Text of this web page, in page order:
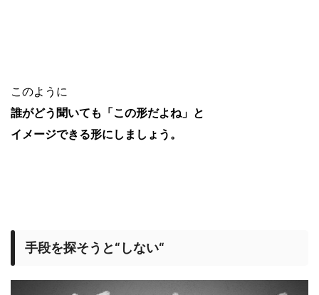
このように
誰がどう聞いても「この形だよね」と
イメージできる形にしましょう。
手段を探そうと“しない“